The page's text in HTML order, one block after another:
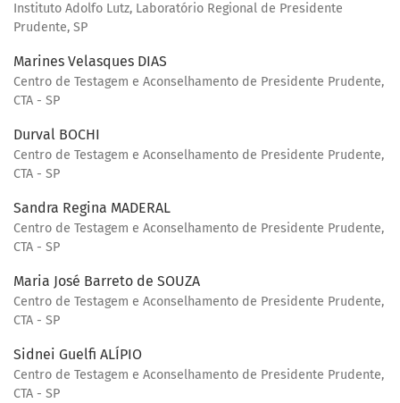
Instituto Adolfo Lutz, Laboratório Regional de Presidente
Prudente, SP
Marines Velasques DIAS
Centro de Testagem e Aconselhamento de Presidente Prudente,
CTA - SP
Durval BOCHI
Centro de Testagem e Aconselhamento de Presidente Prudente,
CTA - SP
Sandra Regina MADERAL
Centro de Testagem e Aconselhamento de Presidente Prudente,
CTA - SP
Maria José Barreto de SOUZA
Centro de Testagem e Aconselhamento de Presidente Prudente,
CTA - SP
Sidnei Guelfi ALÍPIO
Centro de Testagem e Aconselhamento de Presidente Prudente,
CTA - SP